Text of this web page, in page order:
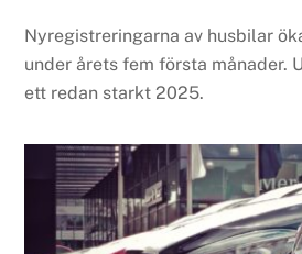
Nyregistreringarna av husbilar
under årets fem första månader.
ett redan starkt 2025.